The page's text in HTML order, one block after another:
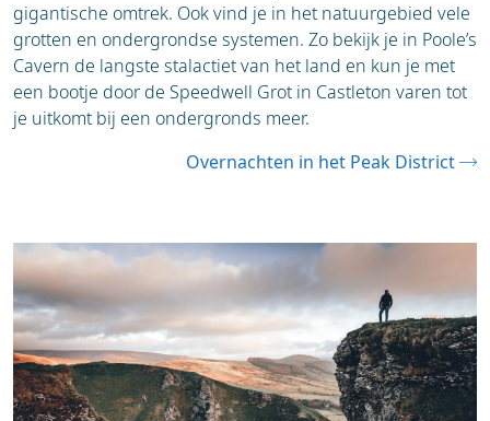
gigantische omtrek. Ook vind je in het natuurgebied vele
grotten en ondergrondse systemen. Zo bekijk je in Poole’s
Cavern de langste stalactiet van het land en kun je met
een bootje door de Speedwell Grot in Castleton varen tot
je uitkomt bij een ondergronds meer.
Overnachten in het Peak District